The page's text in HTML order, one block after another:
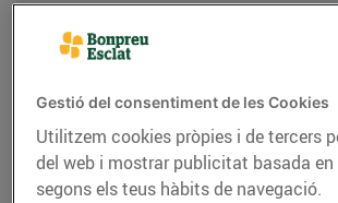
Telèfon
937099760
Gestió del consentiment de les Cookies
Utilitzem cookies pròpies i de tercers
del web i mostrar publicitat basada en
segons els teus hàbits de navegació.